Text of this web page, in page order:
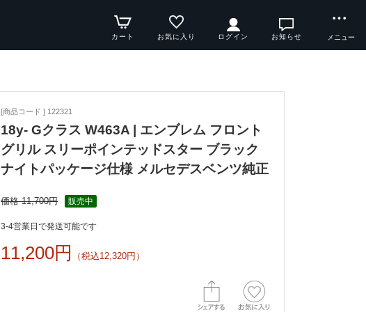
カート お気に入り ログイン お知らせ メニュー
[商品コード ] 122321
18y- Gクラス W463A | エンブレム フロント
グリル スリーポインテッドスター ブラック
ナイトパッケージ仕様 メルセデスベンツ純正
価格 11,700円 販売中
3-4営業日で発送可能です
11,200円 （税込12,320円）